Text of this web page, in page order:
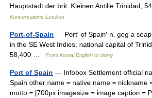
Hauptstadt der brit. Kleinen Antille Trinidad,
Konversations-Lexikon
Port-of-Spain — Port′ of Spain′ n. geg a
in the SE West Indies: national capital of
58,400 …
From formal English to slang
Port of Spain — Infobox Settlement official
Spain other name = native name = nickname
motto = |700px imagesize = image caption =